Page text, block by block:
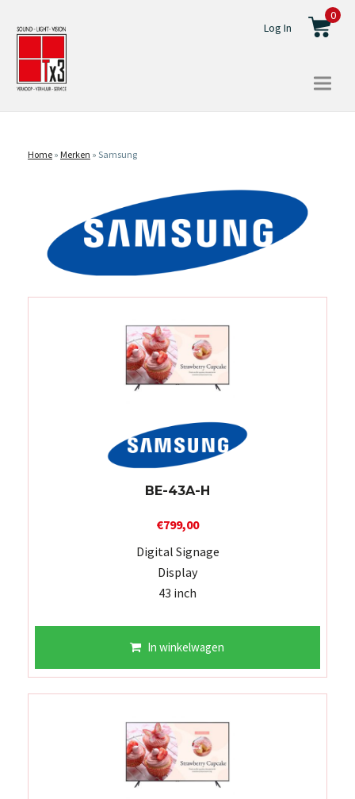
Log In
0
Home » Merken » Samsung
BE-43A-H
€799,00
Digital Signage
Display
43 inch
In winkelwagen